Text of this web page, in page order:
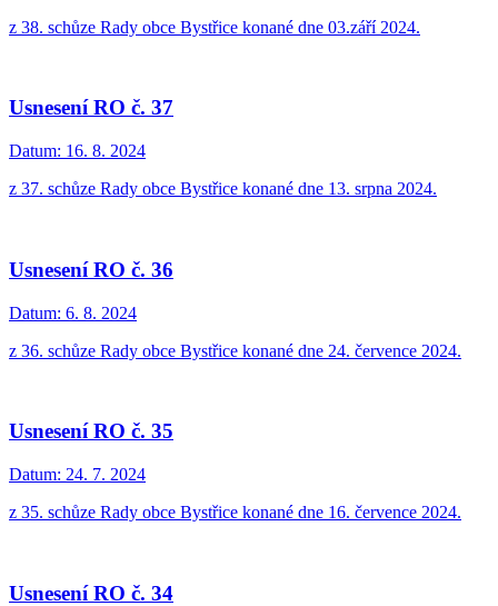
z 38. schůze Rady obce Bystřice konané dne 03.září 2024.
Usnesení RO č. 37
Datum: 16. 8. 2024
z 37. schůze Rady obce Bystřice konané dne 13. srpna 2024.
Usnesení RO č. 36
Datum: 6. 8. 2024
z 36. schůze Rady obce Bystřice konané dne 24. července 2024.
Usnesení RO č. 35
Datum: 24. 7. 2024
z 35. schůze Rady obce Bystřice konané dne 16. července 2024.
Usnesení RO č. 34